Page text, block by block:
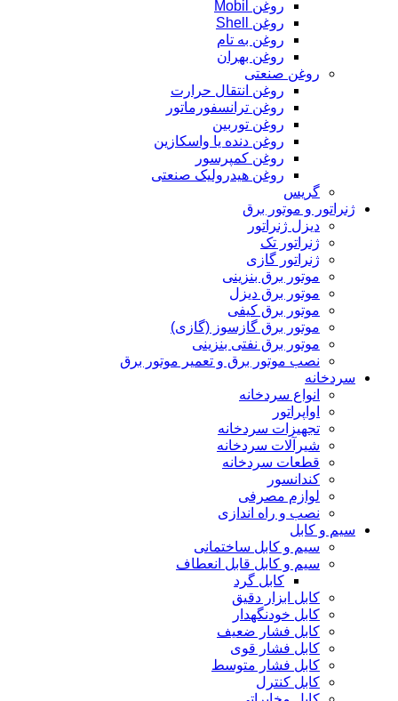
روغن Mobil
روغن Shell
روغن به تام
روغن بهران
روغن صنعتی
روغن انتقال حرارت
روغن ترانسفورماتور
روغن توربین
روغن دنده یا واسکازین
روغن کمپرسور
روغن هیدرولیک صنعتی
گریس
ژنراتور و موتور برق
دیزل ژنراتور
ژنراتور تک
ژنراتور گازی
موتور برق بنزینی
موتور برق دیزل
موتور برق کیفی
موتور برق گازسوز (گازی)
موتور برق نفتی بنزینی
نصب موتور برق و تعمیر موتور برق
سردخانه
انواع سردخانه
اواپراتور
تجهیزات سردخانه
شیرآلات سردخانه
قطعات سردخانه
کندانسور
لوازم مصرفی
نصب و راه اندازی
سیم و کابل
سیم و کابل ساختمانی
سیم و کابل قابل انعطاف
کابل گرد
کابل ابزار دقیق
کابل خودنگهدار
کابل فشار ضعیف
کابل فشار قوی
کابل فشار متوسط
کابل کنترل